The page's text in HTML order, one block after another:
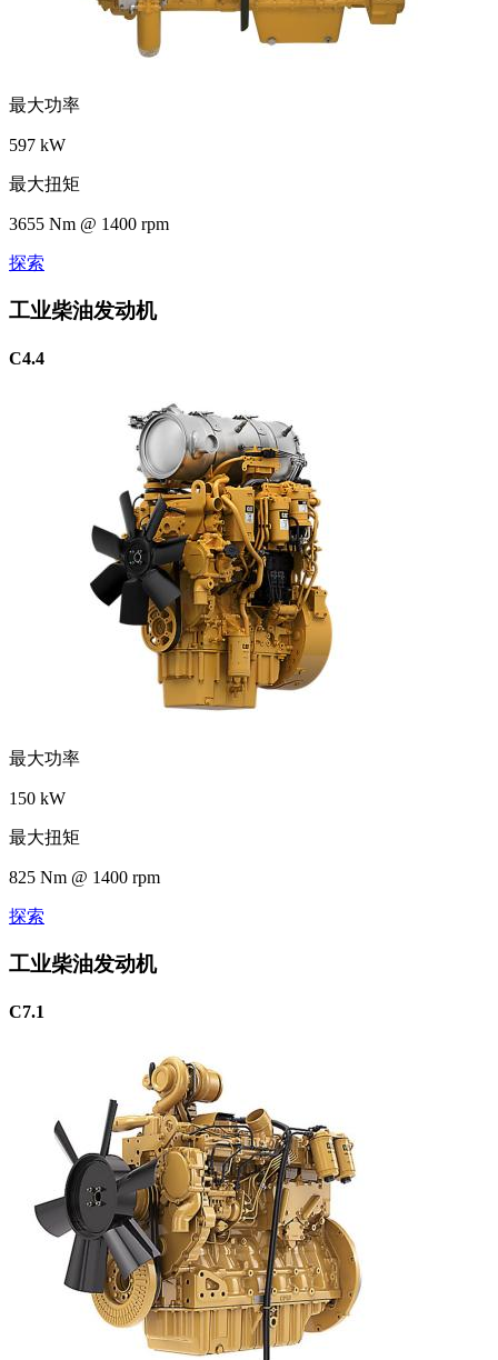
最大功率
597 kW
最大扭矩
3655 Nm @ 1400 rpm
探索
工业柴油发动机
C4.4
最大功率
150 kW
最大扭矩
825 Nm @ 1400 rpm
探索
工业柴油发动机
C7.1